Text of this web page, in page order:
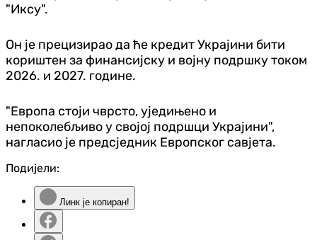
"Иксу".
Он је прецизирао да ће кредит Украјини бити
кориштен за финансијску и војну подршку током
2026. и 2027. године.
"Европа стоји чврсто, уједињено и
непоколебљиво у својој подршци Украјини",
нагласио је предсједник Европског савјета.
Подијели:
Линк је копиран!